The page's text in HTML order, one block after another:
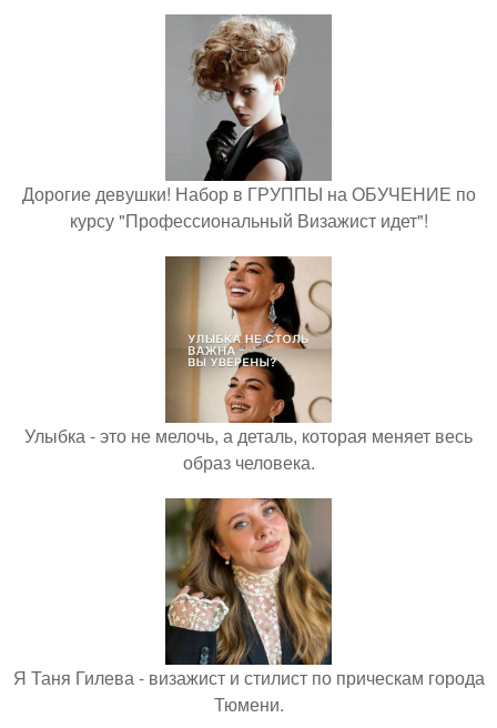
Дорогие девушки! Набор в ГРУППЫ на ОБУЧЕНИЕ по
курсу "Профессиональный Визажист идет"!
Улыбка - это не мелочь, а деталь, которая меняет весь
образ человека.
Я Таня Гилева - визажист и стилист по прическам города
Тюмени.